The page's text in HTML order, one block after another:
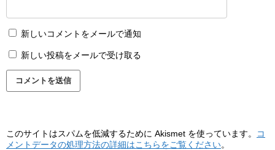
新しいコメントをメールで通知
新しい投稿をメールで受け取る
このサイトはスパムを低減するために Akismet を使っています。
コ
メントデータの処理方法の詳細はこちらをご覧ください。